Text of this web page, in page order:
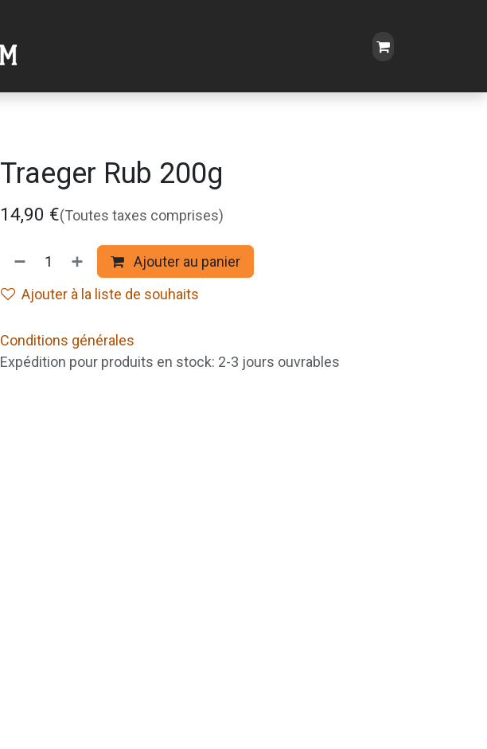
Traeger Rub 200g
14,90 €(Toutes taxes comprises)
Ajouter au panier
Ajouter à la liste de souhaits
Conditions générales
Expédition pour produits en stock: 2-3 jours ouvrables